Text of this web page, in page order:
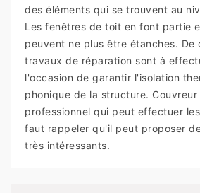
des éléments qui se trouvent au
Les fenêtres de toit en font partie
peuvent ne plus être étanches. De
travaux de réparation sont à
l'occasion de garantir l'isolation
phonique de la structure.
professionnel qui peut effectuer
faut rappeler qu'il peut proposer
très intéressants.